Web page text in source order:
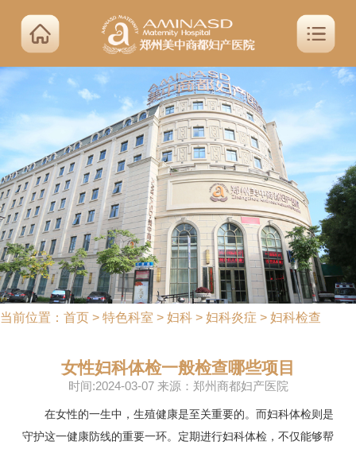
当前位置： 首页 > 特色科室 > 妇科 > 妇科炎症 > 妇科检查
女性妇科体检一般检查哪些项目
时间:2024-03-07 来源：郑州商都妇产医院
在女性的一生中，生殖健康是至关重要的。而妇科体检则是
守护这一健康防线的重要一环。定期进行妇科体检，不仅能够帮